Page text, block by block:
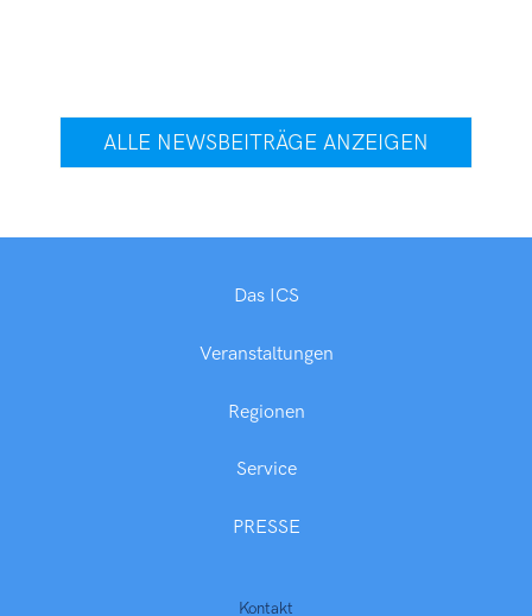
ALLE NEWSBEITRÄGE ANZEIGEN
Das ICS
Veranstaltungen
Regionen
Service
PRESSE
Kontakt